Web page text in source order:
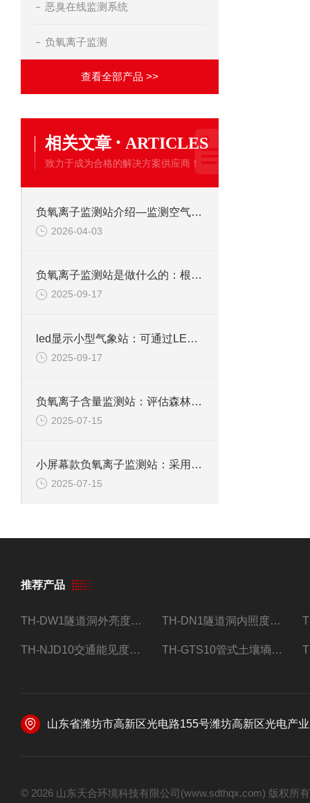
恶臭在线监测系统
负氧离子监测
查看全部产品 >>
相关文章 · ARTICLES
致力于成为合格的解决方案供应商！
负氧离子监测站介绍—监测空气中负氧离子浓度及环境参数的固定环境监测设备
2026-04-03
负氧离子监测站是做什么的：根据负氧离子浓度营造舒适宜人的生态生活环境
2025-09-17
led显示小型气象站：可通过LED屏直接读取现场数据，精准掌握周边气象情况
2025-09-17
负氧离子含量监测站：评估森林释放负氧离子的能力，提供数据支持
2025-07-15
小屏幕款负氧离子监测站：采用抗干扰设计，减少灰尘、湿度对传感器的影响
2025-07-15
推荐产品
TH-DW1隧道洞外亮度检测器设备 TH-DN1隧道洞内照度检测器设备
TH-NJD10交通能见度监测站 TH-GTS10管式土壤墒情自动监测仪
山东省潍坊市高新区光电路155号潍坊高新区光电产业加速器
© 2026 山东天合环境科技有限公司(www.sdthqx.com) 版权